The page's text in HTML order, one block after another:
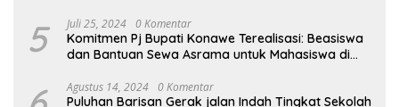
5 Juli 25, 2024 0 Komentar
Komitmen Pj Bupati Konawe Terealisasi: Beasiswa
dan Bantuan Sewa Asrama untuk Mahasiswa di
Agustus 14, 2024 0 Komentar
Puluhan Barisan Gerak jalan Indah Tingkat Sekolah